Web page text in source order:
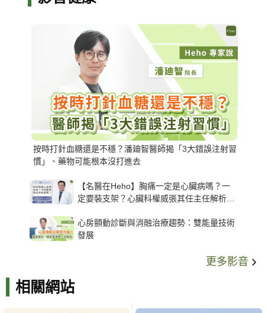
按時打針血糖還是不穩？潘廸智醫師揭「3大錯誤注射習
慣」、藥物可能根本沒打進去
【名醫在Heho】胸痛一定是心臟病嗎？一
定要裝支架？心臟科權威張其任主任解析支
心房顫動診斷與消融治療趨勢：雙能量技術
發展
更多影音
相關網站